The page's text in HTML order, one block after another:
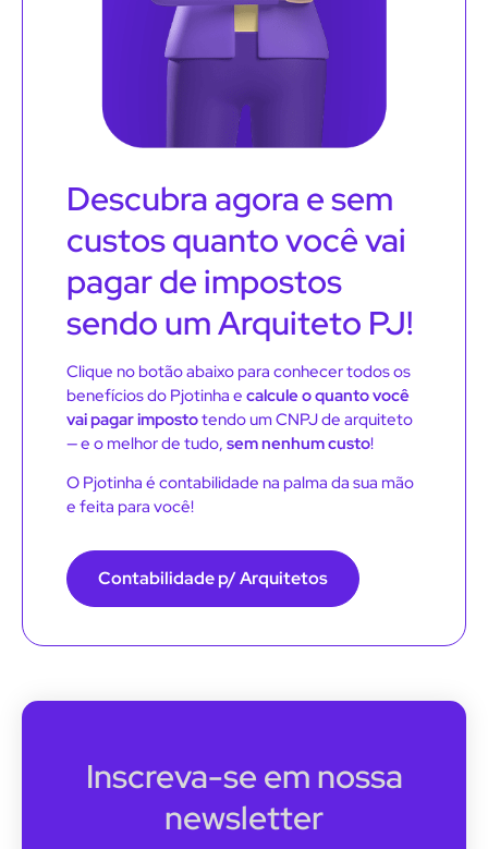
Descubra agora e sem
custos quanto você vai
pagar de impostos
sendo um Arquiteto PJ!
Clique no botão abaixo para conhecer todos os
benefícios do Pjotinha e calcule o quanto você
vai pagar impostotendo um CNPJ de arquiteto
— e o melhor de tudo, sem nenhum custo!
O Pjotinha é contabilidade na palma da sua mão
e feita para você!
Contabilidade p/ Arquitetos
Inscreva-se em nossa
newsletter